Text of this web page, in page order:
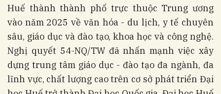
Huế thành thành phố trực thuộc Trung ương
vào năm 2025 về văn hóa - du lịch, y tế chuyên
sâu, giáo dục và đào tạo, khoa học và công nghệ.
Nghị quyết 54-NQ/TW đã nhấn mạnh việc xây
dựng trung tâm giáo dục - đào tạo đa ngành, đa
lĩnh vực, chất lượng cao trên cơ sở phát triển Đại